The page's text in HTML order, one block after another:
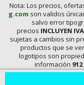
Nota: Los precios,
g.com son validos
salvo error
precios INCLUYEN IVA
sujetas a cambios sin
productos que se
logotipos son
información